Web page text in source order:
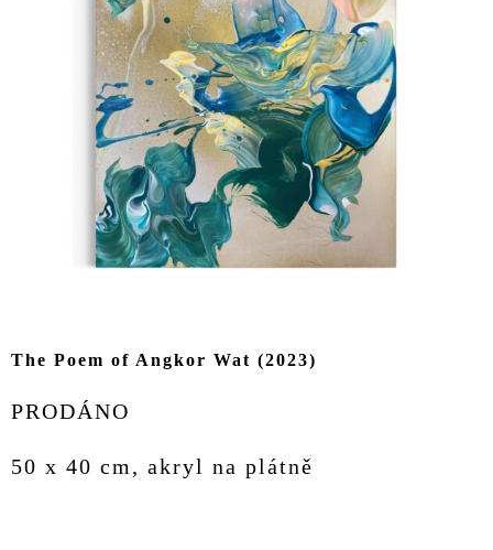
The Poem of Angkor Wat (2023)
PRODÁNO
50 x 40 cm, akryl na plátně